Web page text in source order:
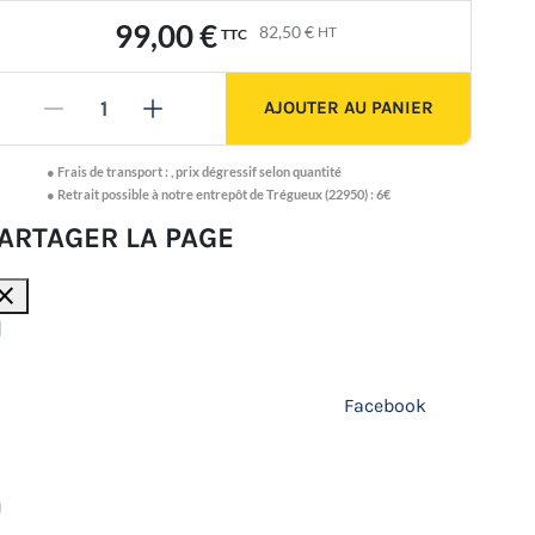
99,00 € TTC 82,50 € HT
- + AJOUTER AU PANIER
●Frais de transport : ,prix dégressif selon quantité
● Retrait possible à notre entrepôt de Trégueux (22950) : 6€
LA PAGE
Facebook